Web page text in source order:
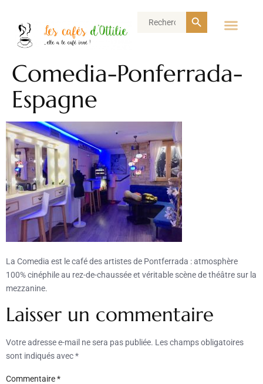
Search
Search Button
Comedia-Ponferrada-
Espagne
La Comedia est le café des artistes de Pontferrada : atmosphère
100% cinéphile au rez-de-chaussée et véritable scène de théâtre sur la
mezzanine.
Laisser un commentaire
Votre adresse e-mail ne sera pas publiée. Les champs obligatoires
sont indiqués avec*
Commentaire*